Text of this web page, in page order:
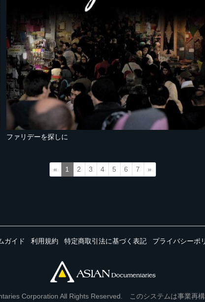
ファリデーを探しに
« 1 2 3 4 5 6 7 »
ガイド 利用規約 特定商取引法に基づく表記 プライバシーポ
Corporation All Rights Reserved. このシステムは事業再構